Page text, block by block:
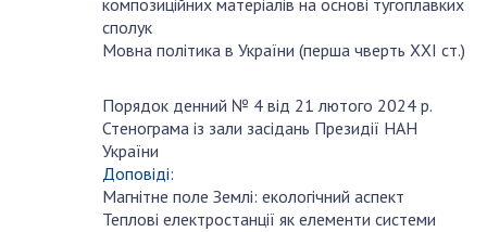
сполук
Мовна політика в України (перша чверть ХХІ ст.)
Порядок денний № 4 від 21 лютого 2024 р.
Стенограма із зали засідань Президії НАН
України
Доповіді:
Магнітне поле Землі: екологічний аспект
Теплові електростанції як елементи системи